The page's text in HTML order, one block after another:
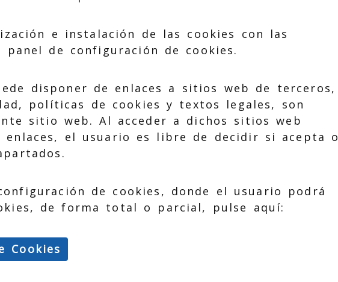
e instalación de las cookies con las
de configuración de cookies.
disponer de enlaces a sitios web de terceros,
políticas de cookies y textos legales, son
sitio web. Al acceder a dichos sitios web
enlaces, el usuario es libre de decidir si acepta o
de cookies, donde el usuario podrá
de forma total o parcial, pulse aquí:
Cookies